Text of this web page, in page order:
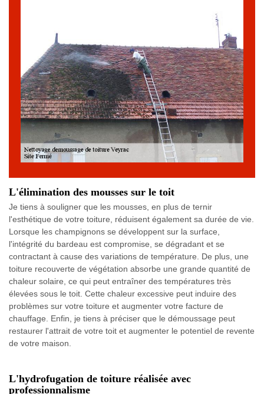
L'élimination des mousses sur le toit
Je tiens à souligner que les mousses, en plus de ternir
l'esthétique de votre toiture, réduisent également sa durée de vie.
Lorsque les champignons se développent sur la surface,
l'intégrité du bardeau est compromise, se dégradant et se
contractant à cause des variations de température. De plus, une
toiture recouverte de végétation absorbe une grande quantité de
chaleur solaire, ce qui peut entraîner des températures très
élevées sous le toit. Cette chaleur excessive peut induire des
problèmes sur votre toiture et augmenter votre facture de
chauffage. Enfin, je tiens à préciser que le démoussage peut
restaurer l'attrait de votre toit et augmenter le potentiel de revente
de votre maison.
L'hydrofugation de toiture réalisée avec
professionnalisme